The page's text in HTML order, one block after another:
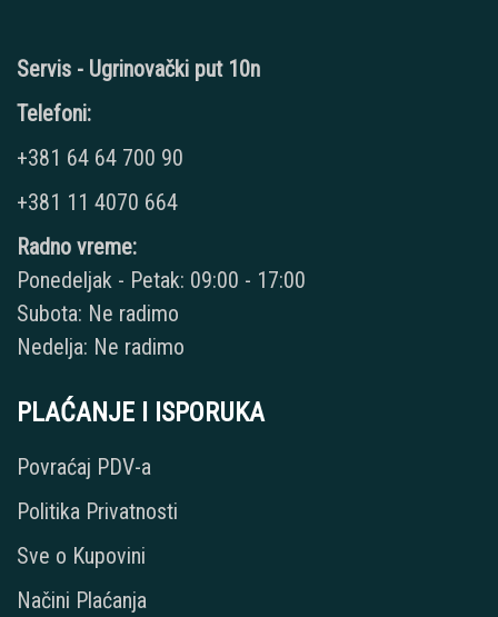
Servis - Ugrinovački put 10n
Telefoni:
+381 64 64 700 90
+381 11 4070 664
Radno vreme:
Ponedeljak - Petak: 09:00 - 17:00
Subota: Ne radimo
Nedelja: Ne radimo
PLAĆANJE I ISPORUKA
Povraćaj PDV-a
Politika Privatnosti
Sve o Kupovini
Načini Plaćanja